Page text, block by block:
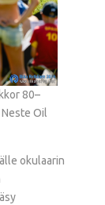
80–
Neste Oil
okulaarin